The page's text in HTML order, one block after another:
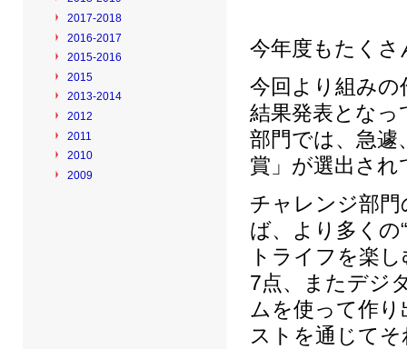
今年度もたく
今回より組み
結果発表とな
部門では、急遽
賞」が選出され
チャレンジ部門
ば、より多く
トライフを楽
7点、またデジ
ムを使って作
ストを通じて
2017-2018
2016-2017
2015-2016
2015
2013-2014
2012
2011
2010
2009